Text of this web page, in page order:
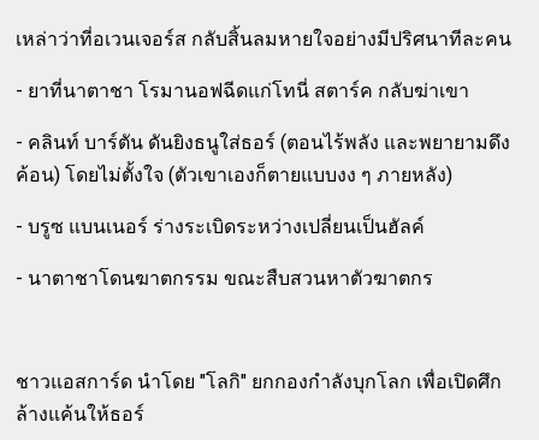
เหล่าว่าที่อเวนเจอร์ส กลับสิ้นลมหายใจอย่างมีปริศนาทีละคน
- ยาที่นาตาชา โรมานอฟฉีดแก่โทนี่ สตาร์ค กลับฆ่าเขา
- คลินท์ บาร์ตัน ดันยิงธนูใส่ธอร์ (ตอนไร้พลัง และพยายามดึง
ค้อน) โดยไม่ตั้งใจ (ตัวเขาเองก็ตายแบบงง ๆ ภายหลัง)
- บรูซ แบนเนอร์ ร่างระเบิดระหว่างเปลี่ยนเป็นฮัลค์
- นาตาชาโดนฆาตกรรม ขณะสืบสวนหาตัวฆาตกร
ชาวแอสการ์ด นำโดย "โลกิ" ยกกองกำลังบุกโลก เพื่อเปิดศึก
ล้างแค้นให้ธอร์